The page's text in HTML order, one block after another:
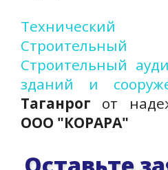
Строительный
зданий и
Таганрог от
ООО "КОРАРА"